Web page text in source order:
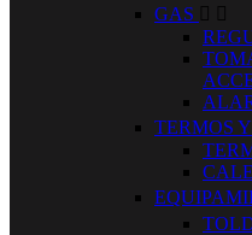
GAS  
TERMOS